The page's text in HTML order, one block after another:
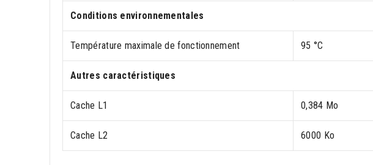
Conditions environnementales
Température maximale de fonctionnement 95 °C
Autres caractéristiques
Cache L1 0,384 Mo
Cache L2 6000 Ko